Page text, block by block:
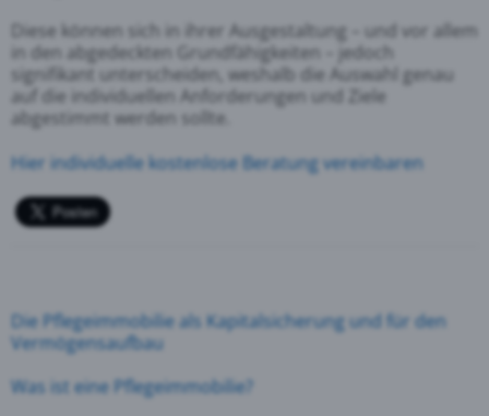
Diese können sich in ihrer Ausgestaltung – und vor allem
in den abgedeckten Grundfähigkeiten – jedoch
signifikant unterscheiden, weshalb die Auswahl genau
auf die individuellen Anforderungen und Ziele
abgestimmt werden sollte.
Hier individuelle kostenlose Beratung vereinbaren
Die Pflegeimmobilie als Kapitalsicherung und für den
Vermögensaufbau
Was ist eine Pflegeimmobilie?